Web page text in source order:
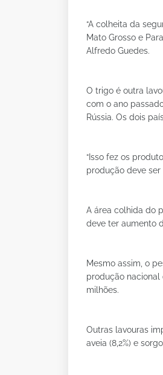
“A colheita da
Mato Grosso e
Alfredo Guedes.
O trigo é outra
com o ano
Rússia. Os dois
“Isso fez os
produção deve ser
A área colhida do
deve ter aumento
Mesmo assim, o
produção nacional
milhões.
Outras lavouras
aveia (8,2%) e sorgo